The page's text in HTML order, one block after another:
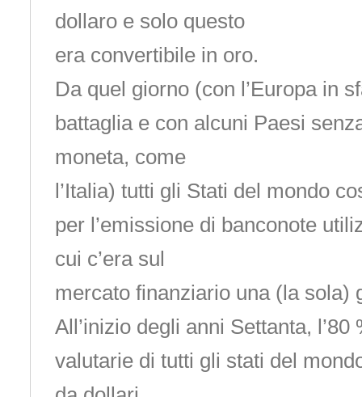
dollaro e solo questo
era convertibile in oro.
Da quel giorno (con l’Europa in
battaglia e con alcuni Paesi
moneta, come
l’Italia) tutti gli Stati del mondo
per l’emissione di banconote
cui c’era sul
mercato finanziario una (la sola)
All’inizio degli anni Settanta,
valutarie di tutti gli stati del